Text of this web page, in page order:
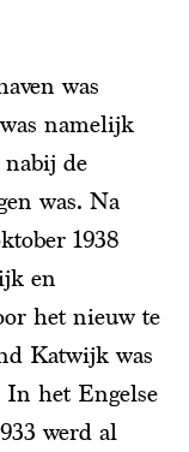
was
namelijk
nabij de
was. Na
1938
en
het nieuw te
Katwijk was
In het Engelse
werd al